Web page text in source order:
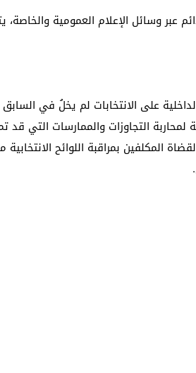
وسائل الإعلام العمومية والخاصة،
على الانتخابات لم يخلُ في
التجاوزات والممارسات التي
المكلفين بمراقبة اللوائح الانتخابية